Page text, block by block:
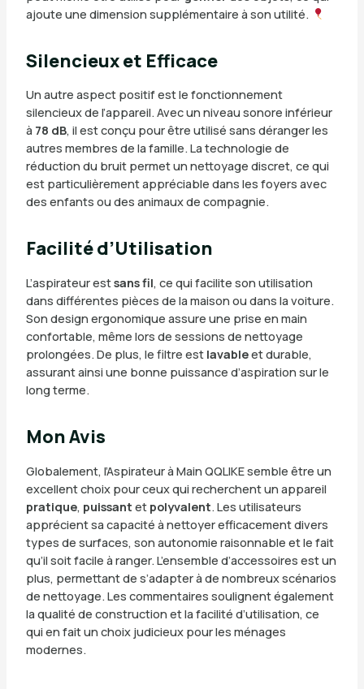
ajoute une dimension supplémentaire à son utilité.
Silencieux et Efficace
Un autre aspect positif est le fonctionnement
silencieux de l’appareil. Avec un niveau sonore inférieur
à 78 dB, il est conçu pour être utilisé sans déranger les
autres membres de la famille. La technologie de
réduction du bruit permet un nettoyage discret, ce qui
est particulièrement appréciable dans les foyers avec
des enfants ou des animaux de compagnie.
Facilité d’Utilisation
L’aspirateur estsans fil, ce qui facilite son utilisation
dans différentes pièces de la maison ou dans la voiture.
Son design ergonomique assure une prise en main
confortable, même lors de sessions de nettoyage
prolongées. De plus, le filtre est lavableet durable,
assurant ainsi une bonne puissance d’aspiration sur le
long terme.
Mon Avis
Globalement, l’Aspirateur à Main QQLIKE semble être un
excellent choix pour ceux qui recherchent un appareil
pratique, puissant et polyvalent. Les utilisateurs
apprécient sa capacité à nettoyer efficacement divers
types de surfaces, son autonomie raisonnable et le fait
qu’il soit facile à ranger. L’ensemble d’accessoires est un
plus, permettant de s’adapter à de nombreux scénarios
de nettoyage. Les commentaires soulignent également
la qualité de construction et la facilité d’utilisation, ce
qui en fait un choix judicieux pour les ménages
modernes.